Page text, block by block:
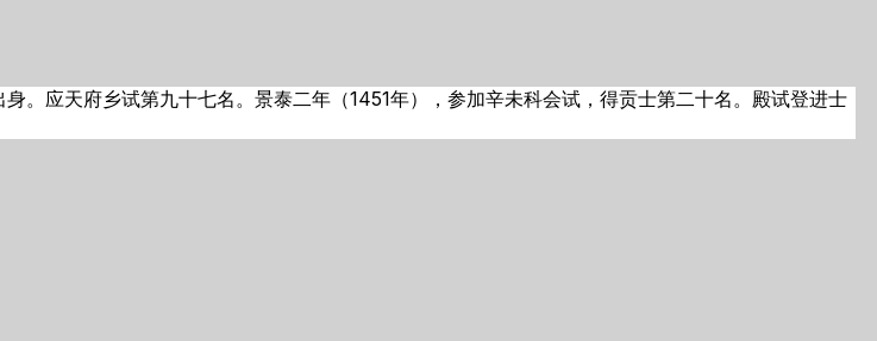
。应天府乡试第九十七名。景泰二年（1451年），参加辛未科会试，得贡士第二十名。殿试登进士